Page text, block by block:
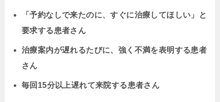
「予約なしで来たのに、すぐに治療してほしい」と
要求する患者さん
治療案内が遅れるたびに、強く不満を表明する患者
さん
毎回15分以上遅れて来院する患者さん